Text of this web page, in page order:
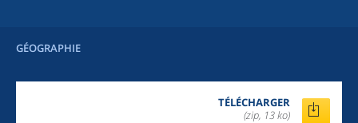
GÉOGRAPHIE
TÉLÉCHARGER
(zip, 13 ko)